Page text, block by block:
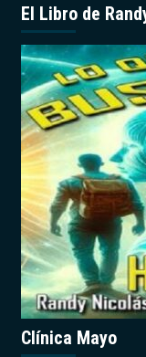
El Libro de
Clínica Mayo